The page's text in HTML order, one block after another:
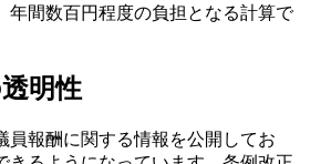
年間数百円程度の負担となる計算で
明性
員報酬に関する情報を公開してお